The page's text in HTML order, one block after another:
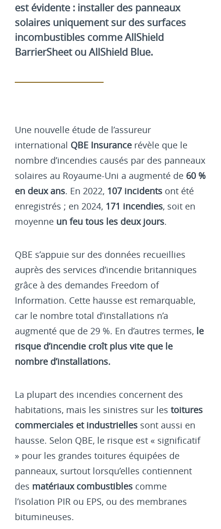
est évidente : installer des panneaux
solaires uniquement sur des surfaces
incombustibles comme AllShield
BarrierSheet ou AllShield Blue.
Une nouvelle étude de l’assureur
international QBE Insurance révèle que le
nombre d’incendies causés par des panneaux
solaires au Royaume-Uni a augmenté de 60 %
en deux ans. En 2022, 107 incidents ont été
enregistrés ; en 2024, 171 incendies, soit en
moyenne un feu tous les deux jours.
QBE s’appuie sur des données recueillies
auprès des services d’incendie britanniques
grâce à des demandes Freedom of
Information. Cette hausse est remarquable,
car le nombre total d’installations n’a
augmenté que de 29 %. En d’autres termes, le
risque d’incendie croît plus vite que le
nombre d’installations.
La plupart des incendies concernent des
habitations, mais les sinistres sur les toitures
commerciales et industrielles sont aussi en
hausse. Selon QBE, le risque est « significatif
» pour les grandes toitures équipées de
panneaux, surtout lorsqu’elles contiennent
des matériaux combustibles comme
l’isolation PIR ou EPS, ou des membranes
bitumineuses.